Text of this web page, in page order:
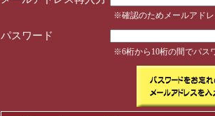
※確認のためメールアド
パスワード
※6桁から10桁の間でパス